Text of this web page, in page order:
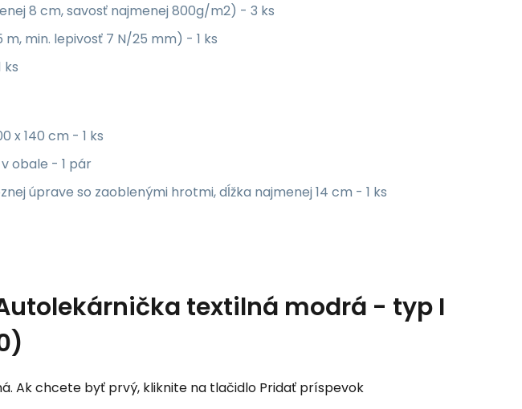
8 cm, savosť najmenej 800g/m2) - 3 ks
min. lepivosť 7 N/25 mm) - 1 ks
ks
x 140 cm - 1 ks
obale - 1 pár
úprave so zaoblenými hrotmi, dĺžka najmenej 14 cm - 1 ks
textilná modrá - typ I
Ak chcete byť prvý, kliknite na tlačidlo Pridať príspevok